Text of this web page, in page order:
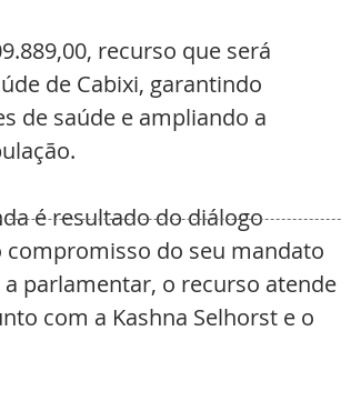
recurso que será
de Cabixi, garantindo
de saúde e ampliando a
é resultado do diálogo
do seu mandato
parlamentar, o recurso atende
com a Kashna Selhorst e o